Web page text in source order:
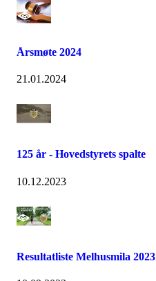
Årsmøte 2024
21.01.2024
125 år - Hovedstyrets spalte
10.12.2023
Resultatliste Melhusmila 2023